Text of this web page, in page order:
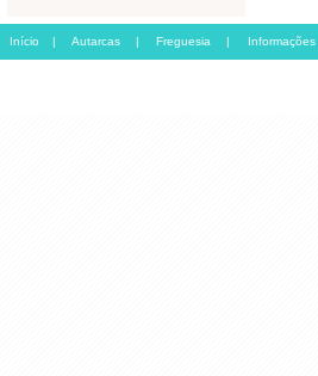
Início | Autarcas | Freguesia | Informações